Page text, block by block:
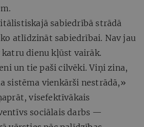
sabiedrībā strādā
atlīdzināt sabiedrībai. Nav jau
dienu kļūst vairāk.
un tie paši cilvēki. Viņi zina,
sistēma vienkārši nestrādā,»
visefektīvākais
sociālais darbs —